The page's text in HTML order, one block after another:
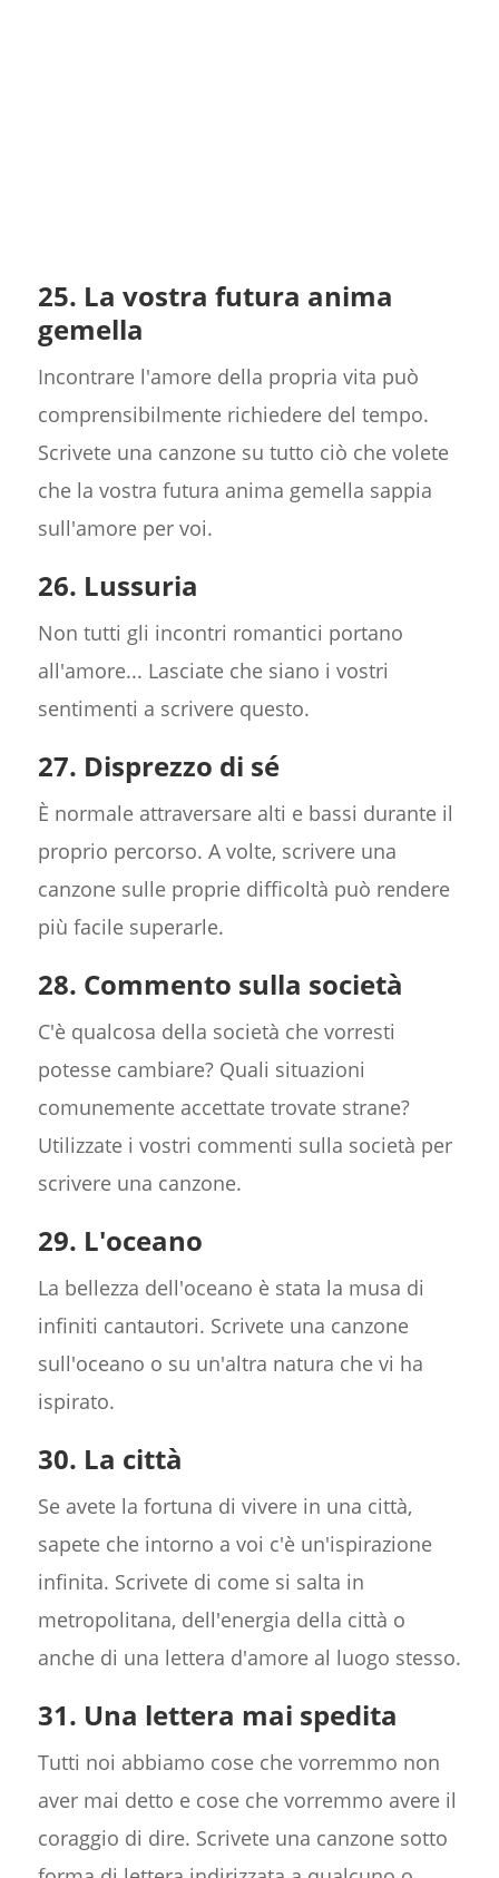
25. La vostra futura anima
gemella
Incontrare l'amore della propria vita può
comprensibilmente richiedere del tempo.
Scrivete una canzone su tutto ciò che volete
che la vostra futura anima gemella sappia
sull'amore per voi.
26. Lussuria
Non tutti gli incontri romantici portano
all'amore... Lasciate che siano i vostri
sentimenti a scrivere questo.
27. Disprezzo di sé
È normale attraversare alti e bassi durante il
proprio percorso. A volte, scrivere una
canzone sulle proprie difficoltà può rendere
più facile superarle.
28. Commento sulla società
C'è qualcosa della società che vorresti
potesse cambiare? Quali situazioni
comunemente accettate trovate strane?
Utilizzate i vostri commenti sulla società per
scrivere una canzone.
29. L'oceano
La bellezza dell'oceano è stata la musa di
infiniti cantautori. Scrivete una canzone
sull'oceano o su un'altra natura che vi ha
ispirato.
30. La città
Se avete la fortuna di vivere in una città,
sapete che intorno a voi c'è un'ispirazione
infinita. Scrivete di come si salta in
metropolitana, dell'energia della città o
anche di una lettera d'amore al luogo stesso.
31. Una lettera mai spedita
Tutti noi abbiamo cose che vorremmo non
aver mai detto e cose che vorremmo avere il
coraggio di dire. Scrivete una canzone sotto